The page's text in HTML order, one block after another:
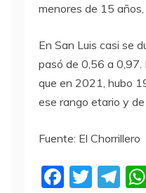
menores de 15
En San Luis casi se
pasó de 0,56 a 0,97.
que en 2021, hubo
ese rango etario y
Fuente: El Chorrillero
F
T
T